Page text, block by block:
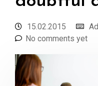
15.02.2015
No comments yet